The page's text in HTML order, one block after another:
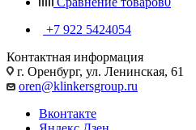
+7 922 5424054
Контактная информация
г. Оренбург, ул. Ленинская, 61
oren@klinkersgroup.ru
Вконтакте